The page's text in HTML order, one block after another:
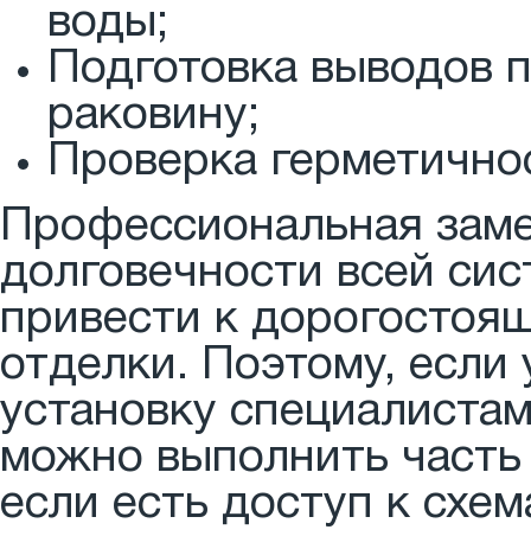
воды;
Подготовка выводов
раковину;
Проверка
Профессиональная
долговечности всей
привести к
отделки. Поэтому, если
установку
можно выполнить
если есть доступ к